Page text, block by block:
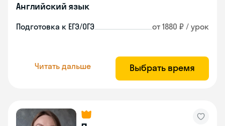
Английский язык
Подготовка к ЕГЭ/ОГЭ от 1880 ₽ / урок
Читать дальше Выбрать время